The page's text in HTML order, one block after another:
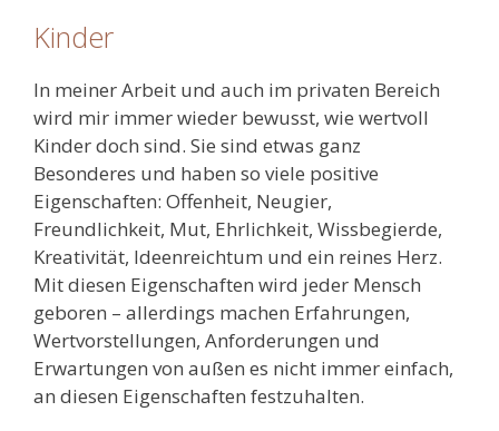
Kinder
In meiner Arbeit und auch im privaten Bereich
wird mir immer wieder bewusst, wie wertvoll
Kinder doch sind. Sie sind etwas ganz
Besonderes und haben so viele positive
Eigenschaften: Offenheit, Neugier,
Freundlichkeit, Mut, Ehrlichkeit, Wissbegierde,
Kreativität, Ideenreichtum und ein reines Herz.
Mit diesen Eigenschaften wird jeder Mensch
geboren – allerdings machen Erfahrungen,
Wertvorstellungen, Anforderungen und
Erwartungen von außen es nicht immer einfach,
an diesen Eigenschaften festzuhalten.